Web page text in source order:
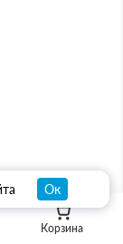
Корзина
Ок